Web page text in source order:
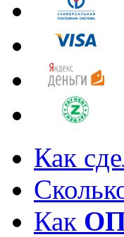
Как
Как